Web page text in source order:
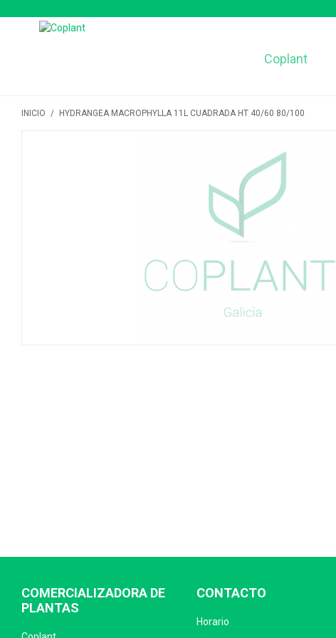
Coplant
INICIO / HYDRANGEA MACROPHYLLA 11L CUADRADA HT 40/60 80/100
COMERCIALIZADORA DE
PLANTAS
CONTACTO
Horario